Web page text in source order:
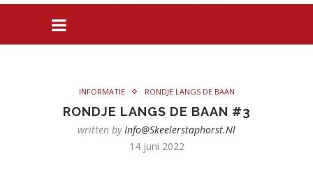
INFORMATIE RONDJE LANGS DE BAAN
RONDJE LANGS DE BAAN #3
written byInfo@skeelerstaphorst.nl
14 juni 2022